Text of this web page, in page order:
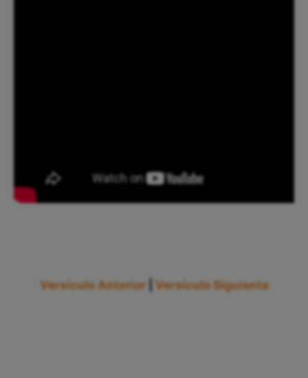
Versículo Anterior Versículo Siguiente